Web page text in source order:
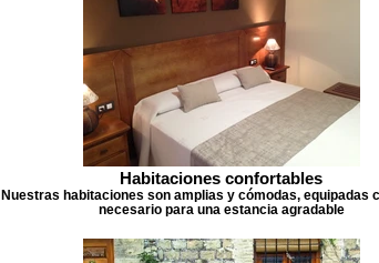
Habitaciones confortables
Nuestras habitaciones son amplias y cómodas, equipadas
necesario para una estancia agradable